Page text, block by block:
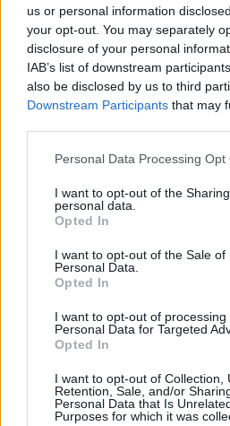
us or personal information
your opt-out. You may separately
disclosure of your personal
IAB’s list of downstream
also be disclosed by us to third
Downstream Participants that may
Personal Data Processing Opt
I want to opt-out of the
personal data.
Opted In
I want to opt-out of the Sale of
Personal Data.
Opted In
I want to opt-out of processing
Personal Data for Targeted
Opted In
I want to opt-out of Collection,
Retention, Sale, and/or
Personal Data that Is
Purposes for which it was
e chiama Vargas alla prima parata
prova anche Ndoye, ma il suo
problemi all’estremo difensore
in un primo tempo che va in archivio
Il match stenta a decollare anche
inoperoso, invece, il portiere elvetico
è sempre più spezzettato, interrotto
fetta di gara. Nel recupero rischia la
conclusione di Ndoye che termina a
gli inevitabili supplementari. Al 99′
della partita, con un colpo di testa di
anche per la Svizzera, con il neo
grande intervento Vargas. A cinque